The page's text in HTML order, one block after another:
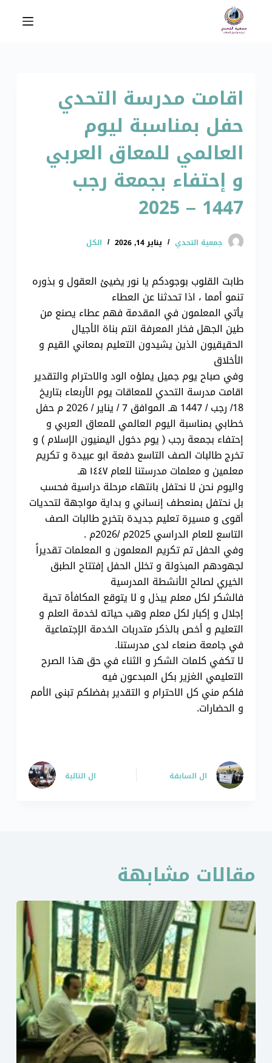
اقامت مدرسة التحدي
حفل بمناسبة ليوم
العالمي للمعاق العربي
و إحتفاء بجمعة رجب
1447 – 2025
جمعية التحدي يناير 14, 2026 الكل
طابت القلوب بوجودكم يا نور يضيئ العقول و بذوره
تنمو أمما ، اذا تحدثنا عن العطاء
يأتي المعلمون في المقدمة فهم عطاء يصنع من
طين الجهل فخار المعرفة انتم بناة الأجيال
الحقيقيون الذين يشيدون التعليم بمعاني القيم و
الأخلاق
وفي صباح يوم جميل يملؤه الود والاحترام والتقدير
اقامت مدرسة التحدي للمعاقات يوم الأربعاء بتاريخ
18/ رجب / 1447 هـ الموافق 7 / يناير / 2026 م حفل
خطابي بمناسبة اليوم العالمي للمعاق العربي و
إحتفاء بجمعة رجب ( يوم دخول اليمنيون الإسلام ) و
تخرج طالبات الصف التاسع دفعة ابو عبيدة و تكريم
معلمين و معلمات مدرستنا للعام ١٤٤٧ هـ
واليوم نحن لا نحتفل بانتهاء مرحلة دراسية فحسب
بل نحتفل بمنعطف إنساني و بداية مواجهة لتحديات
أقوى و مسيرة تعليم جديدة بتخرج طالبات الصف
التاسع للعام الدراسي 2025م /2026م .
وفي الحفل تم تكريم المعلمون و المعلمات تقديراً
لجهودهم المبذولة و تخلل الحفل إفتتاح الطبق
الخيري لصالح الأنشطة المدرسية
فالشكر لكل معلم يبذل و لا يتوقع المكافأة تحية
إجلال و إكبار لكل معلم وهب حياته لخدمة العلم و
التعليم و أخص بالذكر متدربات الخدمة الإجتماعية
في جامعة صنعاء لدى مدرستنا.
لا تكفي كلمات الشكر و الثناء في حق هذا الصرح
التعليمي الغزير بكل المبدعون فيه
فلكم مني كل الاحترام و التقدير بفضلكم تبنى الأمم
و الحضارات.
الالسابقة ال التالية
مقالات مشابهة